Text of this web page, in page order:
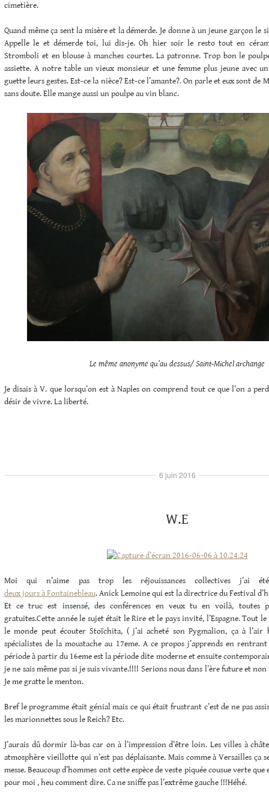
cimetière.
Quand même ça sent la misère et la démerde. Je donne à un jeune garçon le
Appelle le et démerde toi, lui dis-je. Oh hier soir le resto tout en
Stromboli et en blouse à manches courtes. La patronne. Trop bon le
assiette. A notre table un vieux monsieur et une femme plus jeune avec
guette leurs gestes. Est-ce la nièce? Est-ce l’amante?. On parle et eux sont de
sans doute. Elle mange aussi un poulpe au vin blanc.
Le même anonyme qu’au dessus/ Saint-Michel archange
Je disais à V. que lorsqu’on est à Naples on comprend tout ce que l’on a
désir de vivre. La liberté.
W.E
Moi qui n’aime pas trop les réjouissances collectives j’ai
deux jours à Fontainebleau. Anick Lemoine qui est la directrice du Festival
Et ce truc est insensé, des conférences en veux tu en voilà, toutes
gratuites.Cette année le sujet était le Rire et le pays invité, l’Espagne. Tout
le monde peut écouter Stoïchita, ( j’ai acheté son Pygmalion, ça à l’air
spécialistes de la moustache au 17eme. A ce propos j’apprends en
période à partir du 16eme est la période dite moderne et ensuite
je ne sais même pas si je suis vivante.!!!! Serions nous dans l’ère future et
Je me gratte le menton.
Bref le programme était génial mais ce qui était frustrant c’est de ne pas
les marionnettes sous le Reich? Etc.
J’aurais dû dormir là-bas car on à l’impression d’être loin. Les villes à
atmosphère vieillotte qui n’est pas déplaisante. Mais comme à Versailles ça
messe. Beaucoup d’hommes ont cette espèce de veste piquée cousue verte
pour moi , heu comment dire. Ca ne sniffe pas l’extrême gauche !!!Héhé.
6 juin 2016